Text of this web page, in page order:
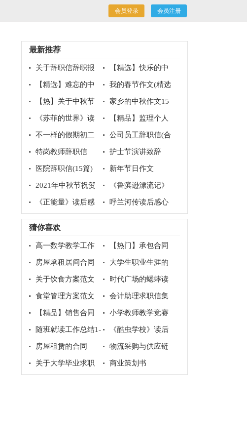
会员登录 会员注册
最新推荐
关于辞职信辞职报
告集合6篇
【精选】快乐的中
秋节作文500字锦集八
篇
【精选】难忘的中
秋节作文500字汇总9
我的春节作文(精选
15篇)
【热】关于中秋节
的作文
家乡的中秋作文15
篇
《苏菲的世界》读
后感10篇
【精品】监理个人
工作总结锦集4篇
不一样的假期初二
作文
公司员工辞职信(合
集15篇)
特岗教师辞职信 护士节演讲致辞
医院辞职信(15篇) 新年节日作文
2021年中秋节祝贺
词摘录59条
《鲁滨逊漂流记》
读后感集锦10篇
《正能量》读后感
呼兰河传读后感心
猜你喜欢
高一数学教学工作
总结范文汇编六篇
【热门】承包合同
集锦7篇
房屋承租居间合同
范本(6篇)
大学生职业生涯的
规划书
关于饮食方案范文
合集8篇
时代广场的蟋蟀读
后感(通用15篇)
食堂管理方案范文
（精选6篇）
会计助理求职信集
锦八篇
【精品】销售合同
模板汇编六篇
小学教师教学竞赛
方案范文
随班就读工作总结1-
教育总结
《酷虫学校》读后
感15篇
房屋租赁的合同
物流采购与供应链
专业求职信
关于大学毕业求职
商业策划书